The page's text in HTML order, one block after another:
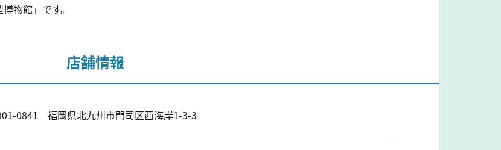
物館」です。
店舗情報
0841 福岡県北九州市門司区西海岸1-3-3